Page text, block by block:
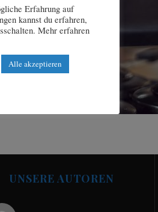
UNSERE AUTOREN
Erfahrung auf
kannst du erfahren,
Mehr erfahren
Alle akzeptieren